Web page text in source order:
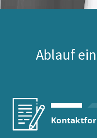
Ablauf